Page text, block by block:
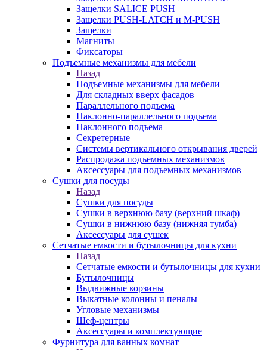
Защелки SALICE PUSH
Защелки PUSH-LATCH и M-PUSH
Защелки
Магниты
Фиксаторы
Подъемные механизмы для мебели
Назад
Подъемные механизмы для мебели
Для складных вверх фасадов
Параллельного подъема
Наклонно-параллельного подъема
Наклонного подъема
Секретерные
Системы вертикального открывания дверей
Распродажа подъемных механизмов
Аксессуары для подъемных механизмов
Сушки для посуды
Назад
Сушки для посуды
Сушки в верхнюю базу (верхний шкаф)
Сушки в нижнюю базу (нижняя тумба)
Аксессуары для сушек
Сетчатые емкости и бутылочницы для кухни
Назад
Сетчатые емкости и бутылочницы для кухни
Бутылочницы
Выдвижные корзины
Выкатные колонны и пеналы
Угловые механизмы
Шеф-центры
Аксессуары и комплектующие
Фурнитура для ванных комнат